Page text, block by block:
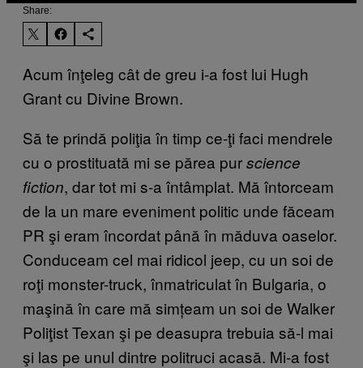
Share:
Acum înţeleg cât de greu i-a fost lui Hugh
Grant cu Divine Brown.
Să te prindă poliţia în timp ce-ţi faci mendrele
cu o prostituată mi se părea purscience
fiction, dar tot mi s-a întâmplat. Mă întorceam
de la un mare eveniment politic unde făceam
PR şi eram încordat până în măduva oaselor.
Conduceam cel mai ridicol jeep, cu un soi de
roţi monster-truck, înmatriculat în Bulgaria, o
maşină în care mă simțeam un soi de Walker
Poliţist Texan şi pe deasupra trebuia să-l mai
şi las pe unul dintre politruci acasă. Mi-a fost